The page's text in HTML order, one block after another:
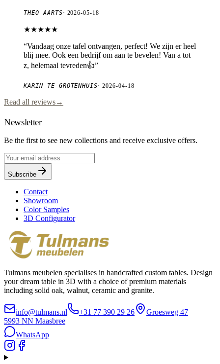
THEO AARTS· 2026-05-18
★★★★★
“Vandaag onze tafel ontvangen, perfect! We zijn er heel
blij mee. Ook een bedrijf om aan te bevelen! Van a tot
z, helemaal tevreden👍”
KARIN TE GROTENHUIS·2026-04-18
Read all reviews→
Newsletter
Be the first to see new collections and receive exclusive offers.
Subscribe
Contact
Showroom
Color Samples
3D Configurator
Tulmans meubelen specialises in handcrafted custom tables. Design
your dream table in 3D with a choice of premium materials
including solid oak, walnut, ceramic and granite.
info@tulmans.nl +31 77 390 29 26
Groesweg 47
5993 NN Maasbree
WhatsApp